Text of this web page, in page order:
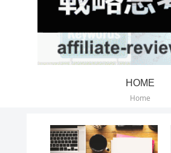
HOME
Home